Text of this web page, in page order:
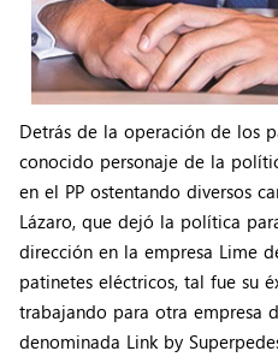
Detrás de la operación de los
conocido personaje de la
en el PP ostentando diversos
Lázaro, que dejó la política
dirección en la empresa Lime
patinetes eléctricos, tal fue su
trabajando para otra empresa
denominada Link by